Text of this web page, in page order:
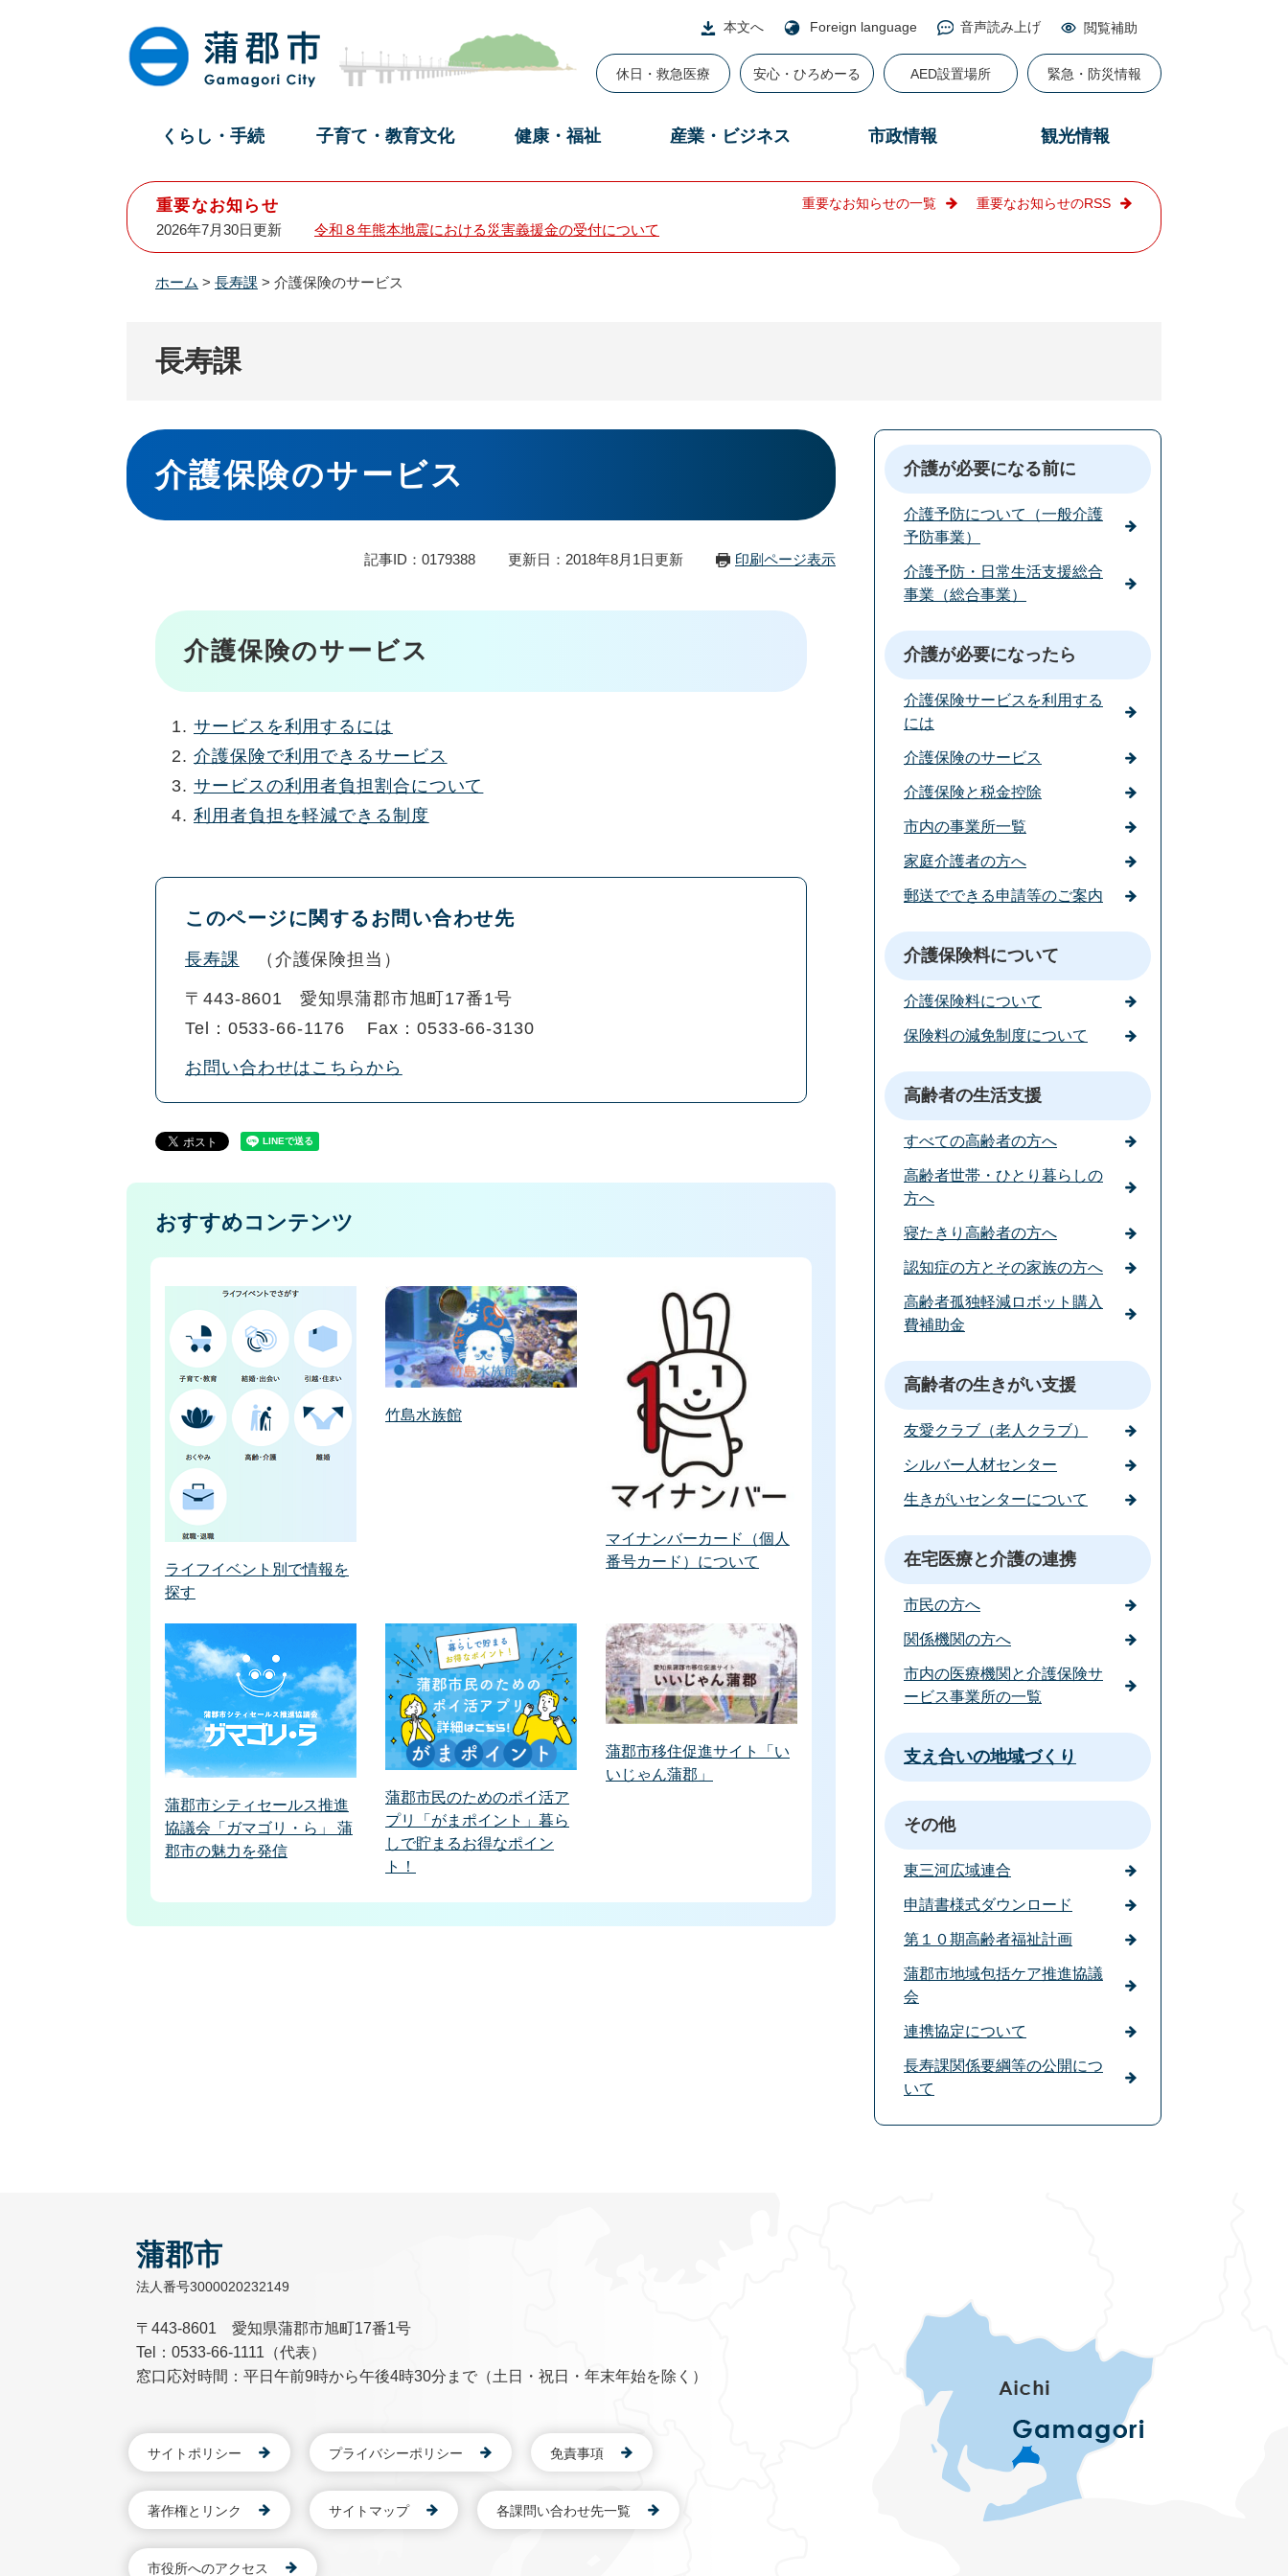
本文へ Foreign language 音声読み上げ 閲覧補助
休日・救急医療 安心・ひろめーる AED設置場所 緊急・防災情報
くらし・手続 子育て・教育文化 健康・福祉 産業・ビジネス 市政情報 観光情報
重要なお知らせ
2026年7月30日更新 令和８年熊本地震における災害義援金の受付について
重要なお知らせの一覧 重要なお知らせのRSS
ホーム > 長寿課 > 介護保険のサービス
長寿課
本
文
介護保険のサービス
記事ID：0179388 更新日：2018年8月1日更新 印刷ページ表示
介護保険のサービス
サービスを利用するには
介護保険で利用できるサービス
サービスの利用者負担割合について
利用者負担を軽減できる制度
このページに関するお問い合わせ先
長寿課 介護保険担当
〒443-8601
愛知県蒲郡市旭町17番1号
Tel：0533-66-1176
Fax：0533-66-3130
お問い合わせはこちらから
おすすめコンテンツ
ライフイベント別で情報を
探す
竹島水族館
マイナンバーカード（個人
番号カード）について
蒲郡市シティセールス推進
協議会「ガマゴリ・ら」 蒲
郡市の魅力を発信
蒲郡市民のためのポイ活ア
プリ「がまポイント」暮ら
しで貯まるお得なポイン
ト！
蒲郡市移住促進サイト「い
いじゃん蒲郡」
介護が必要になる前に
介護予防について（一般介護
予防事業）
介護予防・日常生活支援総合
事業（総合事業）
介護が必要になったら
介護保険サービスを利用する
には
介護保険のサービス
介護保険と税金控除
市内の事業所一覧
家庭介護者の方へ
郵送でできる申請等のご案内
介護保険料について
介護保険料について
保険料の減免制度について
高齢者の生活支援
すべての高齢者の方へ
高齢者世帯・ひとり暮らしの
方へ
寝たきり高齢者の方へ
認知症の方とその家族の方へ
高齢者孤独軽減ロボット購入
費補助金
高齢者の生きがい支援
友愛クラブ（老人クラブ）
シルバー人材センター
生きがいセンターについて
在宅医療と介護の連携
市民の方へ
関係機関の方へ
市内の医療機関と介護保険サ
ービス事業所の一覧
支え合いの地域づくり
その他
東三河広域連合
申請書様式ダウンロード
第１０期高齢者福祉計画
蒲郡市地域包括ケア推進協議
会
連携協定について
長寿課関係要綱等の公開につ
いて
蒲郡市
法人番号3000020232149
〒443-8601 愛知県蒲郡市旭町17番1号
Tel：0533-66-1111（代表）
窓口応対時間：平日午前9時から午後4時30分まで（土日・祝日・年末年始を除く）
サイトポリシー プライバシーポリシー 免責事項
著作権とリンク サイトマップ 各課問い合わせ先一覧
市役所へのアクセス